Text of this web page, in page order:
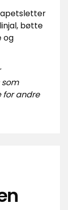
bøtte
og
andre